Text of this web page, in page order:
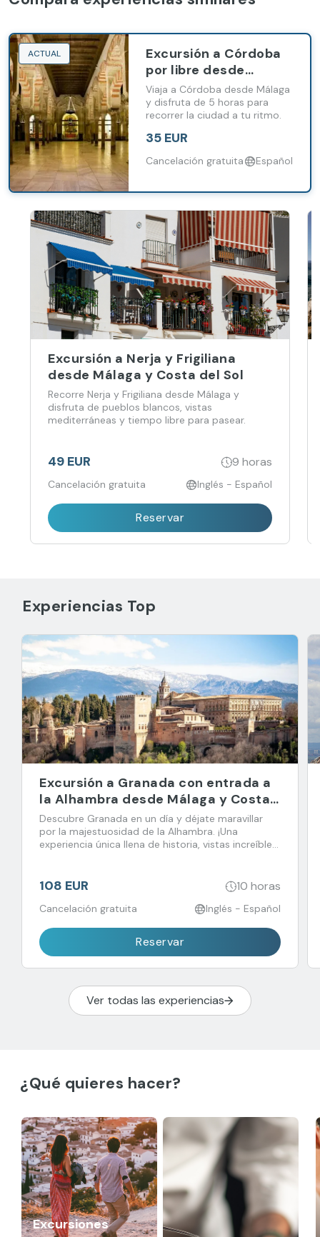
ACTUAL
Excursión a Córdoba
por libre desde
Málaga y Costa del
Sol
Viaja a Córdoba desde Málaga
y disfruta de 5 horas para
recorrer la ciudad a tu ritmo.
35 EUR
Cancelación gratuita Español
Excursión a Nerja y Frigiliana
desde Málaga y Costa del Sol
Recorre Nerja y Frigiliana desde Málaga y
disfruta de pueblos blancos, vistas
mediterráneas y tiempo libre para pasear.
49 EUR 9 horas
Cancelación gratuita Inglés - Español
Reservar
Experiencias Top
Excursión a Granada con entrada a
la Alhambra desde Málaga y Costa
del Sol
Descubre Granada en un día y déjate maravillar
por la majestuosidad de la Alhambra. ¡Una
experiencia única llena de historia, vistas increíbles
108 EUR 10 horas
Cancelación gratuita Inglés - Español
Reservar
Ver todas las experiencias
¿Qué quieres hacer?
Excursiones